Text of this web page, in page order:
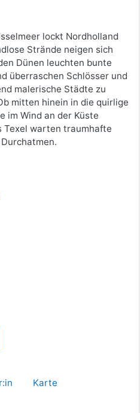
lockt Nordholland
Strände neigen sich
Dünen leuchten bunte
überraschen Schlösser und
malerische Städte zu
mitten hinein in die quirlige
im Wind an der Küste
Texel warten traumhafte
Karte